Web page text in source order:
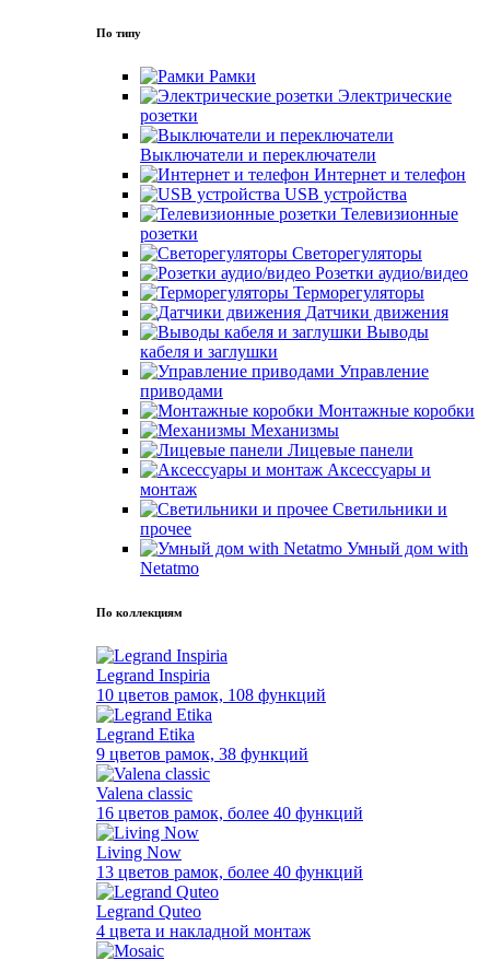
По типу
Рамки
Электрические
розетки
Выключатели и переключатели
Интернет и телефон
USB устройства
Телевизионные
розетки
Светорегуляторы
Розетки аудио/видео
Терморегуляторы
Датчики движения
Выводы
кабеля и заглушки
Управление
приводами
Монтажные коробки
Механизмы
Лицевые панели
Аксессуары и
монтаж
Светильники и
прочее
Умный дом with
Netatmo
По коллекциям
Legrand Inspiria
10 цветов рамок, 108 функций
Legrand Etika
9 цветов рамок, 38 функций
Valena classic
16 цветов рамок, более 40 функций
Living Now
13 цветов рамок, более 40 функций
Legrand Quteo
4 цвета и накладной монтаж